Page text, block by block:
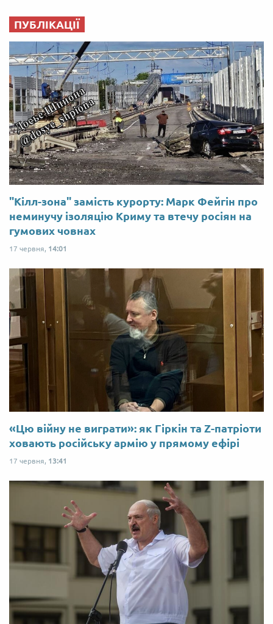
ПУБЛІКАЦІЇ
"Кілл-зона" замість курорту: Марк Фейгін про
неминучу ізоляцію Криму та втечу росіян на
гумових човнах
17 червня, 14:01
«Цю війну не виграти»: як Гіркін та Z-патріоти
ховають російську армію у прямому ефірі
17 червня, 13:41